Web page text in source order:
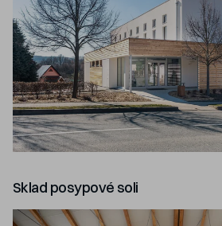
Sklad posypové soli